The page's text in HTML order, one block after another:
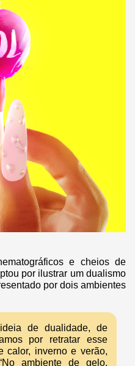
e cheios de
por ilustrar um dualismo
por dois ambientes
de dualidade, de
por retratar esse
calor, inverno e verão,
ambiente de gelo,